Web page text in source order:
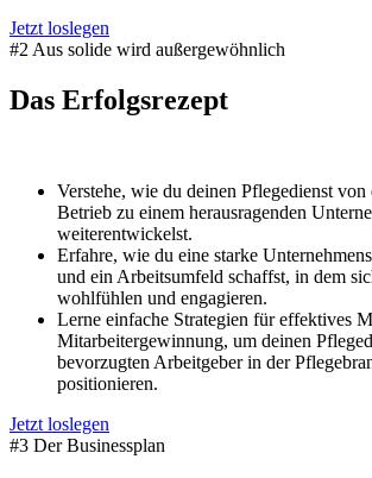
Jetzt loslegen
#2 Aus solide wird außergewöhnlich
Das Erfolgsrezept
Verstehe, wie du deinen Pflegedienst von
Betrieb zu einem herausragenden
weiterentwickelst.
Erfahre, wie du eine starke
und ein Arbeitsumfeld schaffst, in dem
wohlfühlen und engagieren.
Lerne einfache Strategien für effektives
Mitarbeitergewinnung, um deinen
bevorzugten Arbeitgeber in der
positionieren.
Jetzt loslegen
#3 Der Businessplan